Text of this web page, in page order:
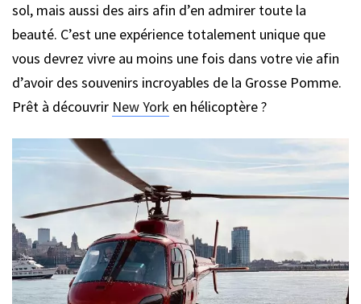
sol, mais aussi des airs afin d’en admirer toute la
beauté. C’est une expérience totalement unique que
vous devrez vivre au moins une fois dans votre vie afin
d’avoir des souvenirs incroyables de la Grosse Pomme.
Prêt à découvrir New York en hélicoptère ?